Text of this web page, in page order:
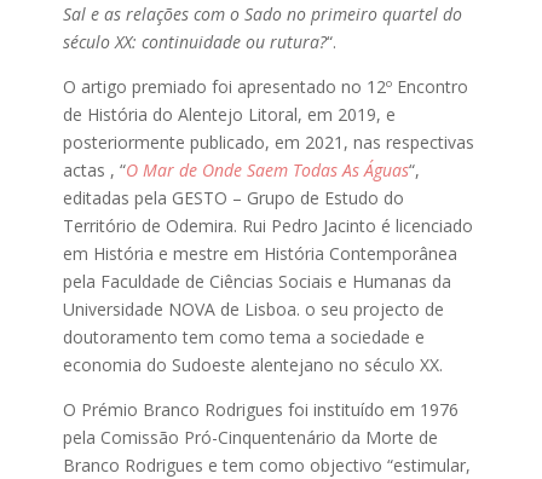
Sal e as relações com o Sado no primeiro quartel do
século XX: continuidade ou rutura?“.
O artigo premiado foi apresentado no 12º Encontro
de História do Alentejo Litoral, em 2019, e
posteriormente publicado, em 2021, nas respectivas
actas , “O Mar de Onde Saem Todas As Águas“,
editadas pela GESTO – Grupo de Estudo do
Território de Odemira. Rui Pedro Jacinto é licenciado
em História e mestre em História Contemporânea
pela Faculdade de Ciências Sociais e Humanas da
Universidade NOVA de Lisboa. o seu projecto de
doutoramento tem como tema a sociedade e
economia do Sudoeste alentejano no século XX.
O Prémio Branco Rodrigues foi instituído em 1976
pela Comissão Pró-Cinquentenário da Morte de
Branco Rodrigues e tem como objectivo “estimular,